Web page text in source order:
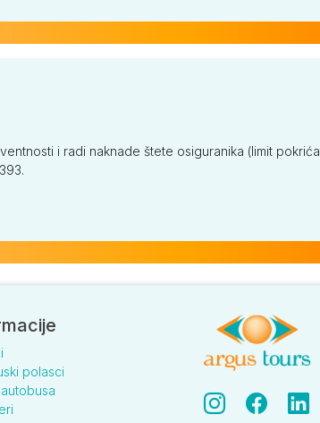
i radi naknade štete osiguranika (limit pokrića
polasci